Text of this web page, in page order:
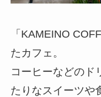
「KAMEINO
たカフェ。
コーヒーなどのド
たりなスイーツや